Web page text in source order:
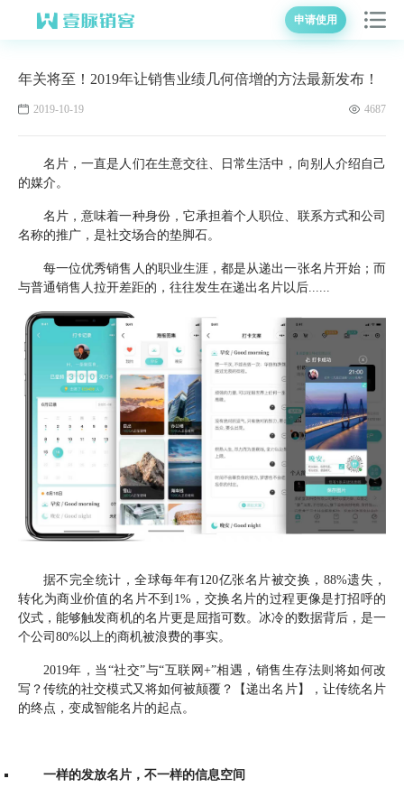
申请使用
年关将至！2019年让销售业绩几何倍增的方法最新发布！
2019-10-19 4687
名片，一直是人们在生意交往、日常生活中，向别人介绍自己
的媒介。
名片，意味着一种身份，它承担着个人职位、联系方式和公司
名称的推广，是社交场合的垫脚石。
每一位优秀销售人的职业生涯，都是从递出一张名片开始；而
与普通销售人拉开差距的，往往发生在递出名片以后......
据不完全统计，全球每年有120亿张名片被交换，88%遗失，
转化为商业价值的名片不到1%，交换名片的过程更像是打招呼的
仪式，能够触发商机的名片更是屈指可数。冰冷的数据背后，是一
个公司80%以上的商机被浪费的事实。
2019年，当“社交”与“互联网+”相遇，销售生存法则将如何改
写？传统的社交模式又将如何被颠覆？【递出名片】，让传统名片
的终点，变成智能名片的起点。
一样的发放名片，不一样的信息空间